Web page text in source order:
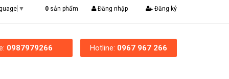
▼ 0 sản phẩm Đăng nhập Đăng ký
0987979266 Hotline: 0967 967 266